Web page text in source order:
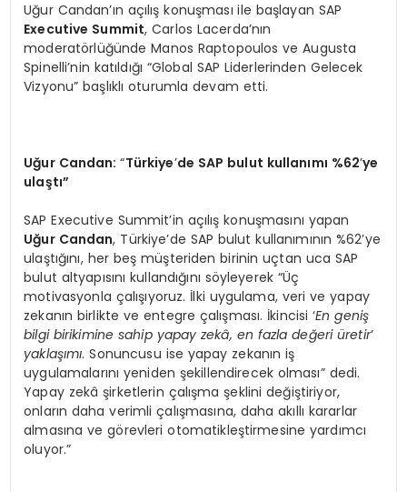
Uğur Candan’ın açılış konuşması ile başlayan SAP
Executive Summit, Carlos Lacerda’nın
moderatörlüğünde Manos Raptopoulos ve Augusta
Spinelli’nin katıldığı “Global SAP Liderlerinden Gelecek
Vizyonu” başlıklı oturumla devam etti.
Uğur Candan:“Türkiye’de SAP bulut kullanımı %62’ye
ulaştı”
SAP Executive Summit’in açılış konuşmasını yapan
Uğur Candan, Türkiye’de SAP bulut kullanımının %62’ye
ulaştığını, her beş müşteriden birinin uçtan uca SAP
bulut altyapısını kullandığını söyleyerek “Üç
motivasyonla çalışıyoruz. İlki uygulama, veri ve yapay
zekanın birlikte ve entegre çalışması. İkincisi ‘En geniş
bilgi birikimine sahip yapay zekâ, en fazla değeri üretir’
yaklaşımı. Sonuncusu ise yapay zekanın iş
uygulamalarını yeniden şekillendirecek olması” dedi.
Yapay zekâ şirketlerin çalışma şeklini değiştiriyor,
onların daha verimli çalışmasına, daha akıllı kararlar
almasına ve görevleri otomatikleştirmesine yardımcı
oluyor.”